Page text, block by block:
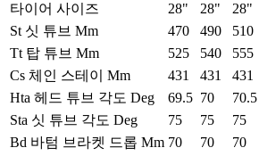
타이어 사이즈
28" 28" 28"
St 싯 튜브 Mm
470 490 510
Tt 탑 튜브 Mm
525 540 555
Cs 체인 스테이 Mm
431 431 431
Hta 헤드 튜브 각도 Deg
69.5 70 70.5
Sta 싯 튜브 각도 Deg
75 75 75
Bd 바텀 브라켓 드롭 Mm 70 70 70